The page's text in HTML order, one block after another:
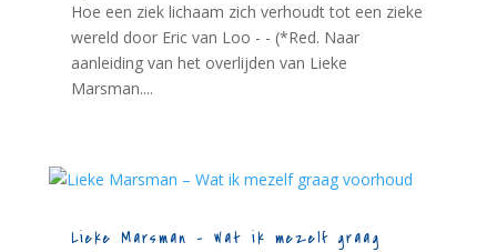
Hoe een ziek lichaam zich verhoudt tot een zieke
wereld door Eric van Loo - - (*Red. Naar
aanleiding van het overlijden van Lieke
Marsman....
Lieke Marsman – Wat ik mezelf graag